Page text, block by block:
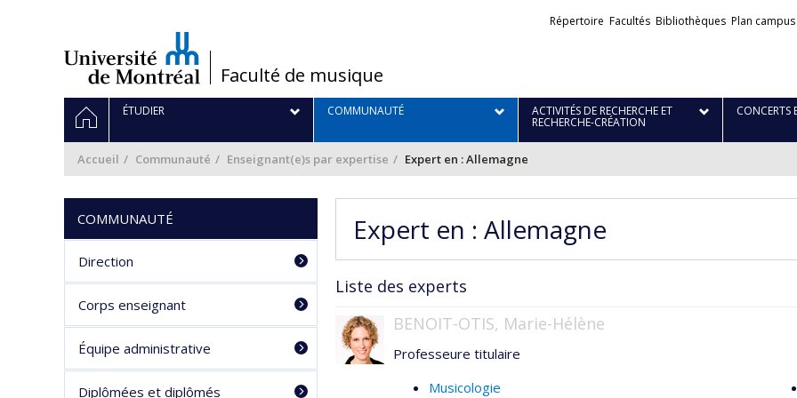
/Faculté de musique
Liens
Répertoire Facultés Bibliothèques Plan campus
Navigation
principale
ACCUEILÉTUDIER COMMUNAUTÉ ACTIVITÉS DE RECHERCHE ET
RECHERCHE-CRÉATION
CONCERTS
Accueil Communauté Enseignant(e)s par expertise Expert en : Allemagne
Expert en : Allemagne
Liste des experts
BENOIT-OTIS, Marie-Hélène
Professeure titulaire
Musicologie
COMMUNAUTÉ
Direction
Corps enseignant
Équipe administrative
Diplômées et diplômés